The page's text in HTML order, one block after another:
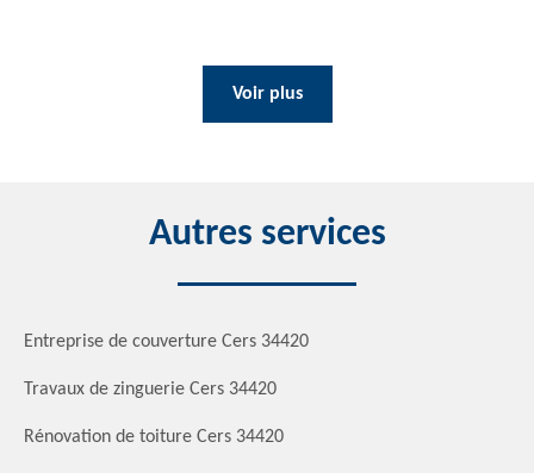
Voir plus
Autres services
Entreprise de couverture Cers 34420
Travaux de zinguerie Cers 34420
Rénovation de toiture Cers 34420